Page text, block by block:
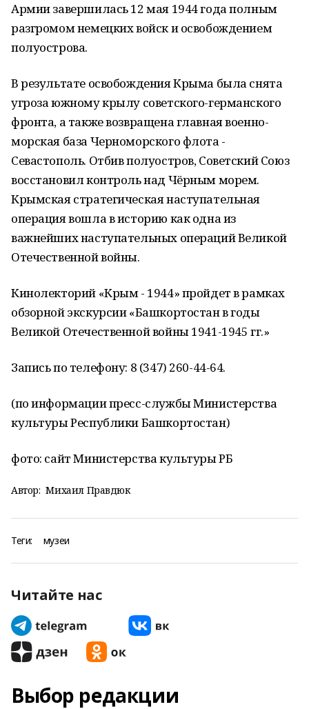
Армии завершилась 12 мая 1944 года полным
разгромом немецких войск и освобождением
полуострова.
В результате освобождения Крыма была снята
угроза южному крылу советского-германского
фронта, а также возвращена главная военно-
морская база Черноморского флота -
Севастополь. Отбив полуостров, Советский Союз
восстановил контроль над Чёрным морем.
Крымская стратегическая наступательная
операция вошла в историю как одна из
важнейших наступательных операций Великой
Отечественной войны.
Кинолекторий «Крым - 1944» пройдет в рамках
обзорной экскурсии «Башкортостан в годы
Великой Отечественной войны 1941-1945 гг.»
Запись по телефону: 8 (347) 260-44-64.
(по информации пресс-службы Министерства
культуры Республики Башкортостан)
фото: сайт Министерства культуры РБ
Автор: Михаил Правдюк
Теги: музеи
Читайте нас
Выбор редакции